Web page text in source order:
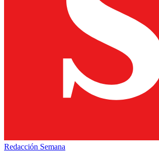
Redacción Semana